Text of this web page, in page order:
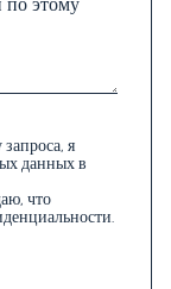
я
данных в
что